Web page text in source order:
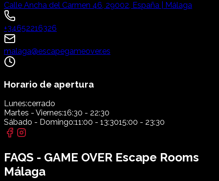
Calle Ancha del Carmen 46, 29002, España | Málaga
+34652216326
malaga@escapegameover.es
Horario de apertura
Lunes:cerrado
Martes - Viernes:16:30 - 22:30
Sábado - Domingo:11:00 - 13:3015:00 - 23:30
FAQS - GAME OVER Escape Rooms
Málaga